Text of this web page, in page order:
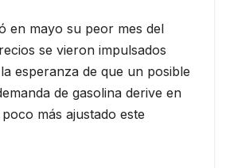
en mayo su peor mes del
se vieron impulsados
esperanza de que un posible
de gasolina derive en
más ajustado este